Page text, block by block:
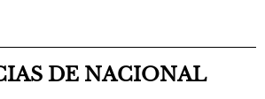
DE NACIONAL